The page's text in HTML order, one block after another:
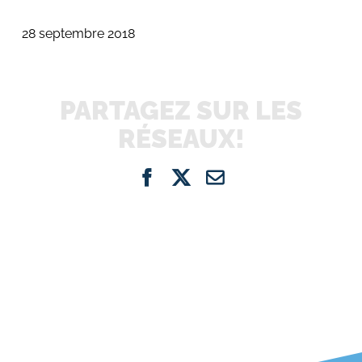
28 septembre 2018
PARTAGEZ SUR LES
RÉSEAUX!
FacebookEmail